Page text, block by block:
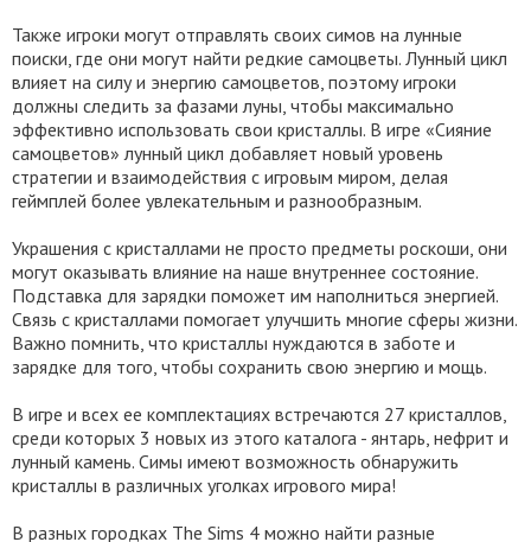
Также игроки могут отправлять своих симов на лунные
поиски, где они могут найти редкие самоцветы. Лунный цикл
влияет на силу и энергию самоцветов, поэтому игроки
должны следить за фазами луны, чтобы максимально
эффективно использовать свои кристаллы. В игре «Сияние
самоцветов» лунный цикл добавляет новый уровень
стратегии и взаимодействия с игровым миром, делая
геймплей более увлекательным и разнообразным.
Украшения с кристаллами не просто предметы роскоши, они
могут оказывать влияние на наше внутреннее состояние.
Подставка для зарядки поможет им наполниться энергией.
Связь с кристаллами помогает улучшить многие сферы жизни.
Важно помнить, что кристаллы нуждаются в заботе и
зарядке для того, чтобы сохранить свою энергию и мощь.
В игре и всех ее комплектациях встречаются 27 кристаллов,
среди которых 3 новых из этого каталога - янтарь, нефрит и
лунный камень. Симы имеют возможность обнаружить
кристаллы в различных уголках игрового мира!
В разных городках The Sims 4 можно найти разные